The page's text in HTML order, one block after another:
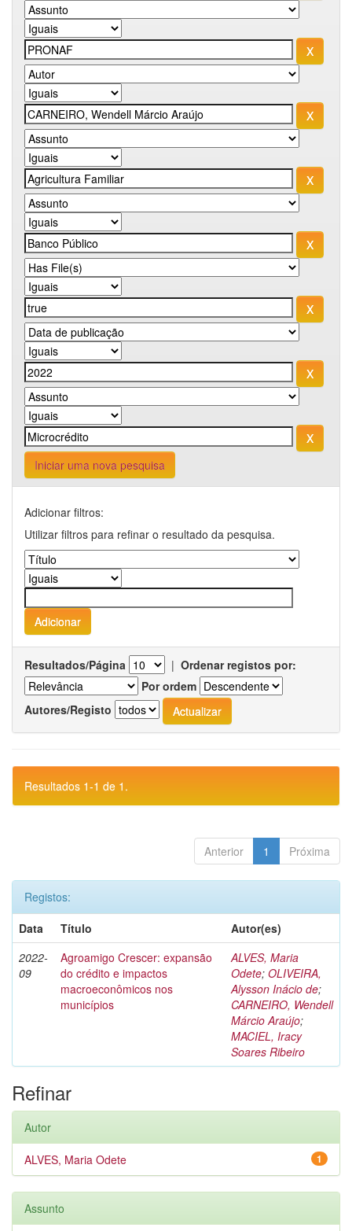
Iniciar uma nova pesquisa
Adicionar filtros:
Utilizar filtros para refinar o resultado da pesquisa.
Resultados/Página | Ordenar registos por:
Por ordem
Autores/Registo
Resultados 1-1 de 1.
Anterior 1 Próxima
Registos:
Data
Título
Autor(es)
2022-
09
Agroamigo Crescer: expansão
do crédito e impactos
macroeconômicos nos
municípios
ALVES, Maria
Odete; OLIVEIRA,
Alysson Inácio de;
CARNEIRO, Wendell
Márcio Araújo;
MACIEL, Iracy
Soares Ribeiro
Refinar
Autor
1
ALVES, Maria Odete
Assunto